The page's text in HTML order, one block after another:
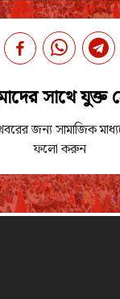
সাথে যুক্ত
জন্য সামাজিক
ফলো করুন